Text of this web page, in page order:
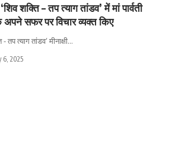
शक्ति – तप त्याग तांडव’ में मां पार्वती
अपने सफर पर विचार व्यक्त किए
त्याग तांडव’ मीनाक्षी…
6, 2025